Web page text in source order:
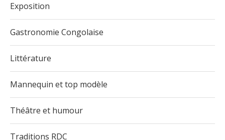
Exposition
Gastronomie Congolaise
Littérature
Mannequin et top modèle
Théâtre et humour
Traditions RDC